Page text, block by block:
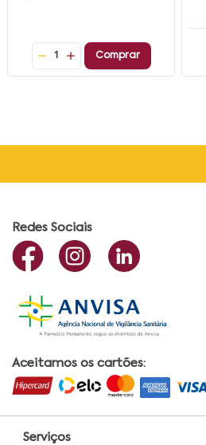
1 Comprar
Redes Sociais
Aceitamos os cartões:
Serviços